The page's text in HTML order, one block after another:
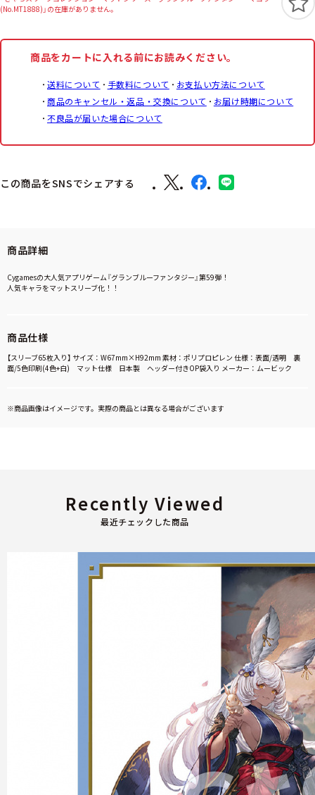
(No.MT1888)」の在庫がありません。
商品をカートに入れる前にお読みください。
送料について 手数料について
お支払い方法について
商品のキャンセル・返品・交換について
お届け時期について
不良品が届いた場合について
この商品をSNSでシェアする
商品詳細
Cygamesの大人気アプリゲーム『グランブルーファンタジー』第59弾！
人気キャラをマットスリーブ化！！
商品仕様
【スリーブ65枚入り】 サイズ：W67mm×H92mm 素材：ポリプロピレン 仕様：表面/透明 裏
面/5色印刷(4色+白) マット仕様 日本製 ヘッダー付きOP袋入り メーカー：ムービック
※商品画像はイメージです。実際の商品とは異なる場合がございます
最近チェックした商品
Recently Viewed